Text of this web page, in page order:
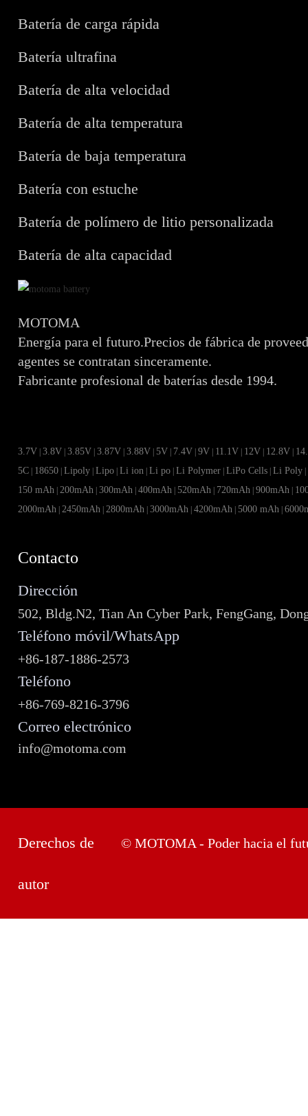
Batería de carga rápida
Batería ultrafina
Batería de alta velocidad
Batería de alta temperatura
Batería de baja temperatura
Batería con estuche
Batería de polímero de litio personalizada
Batería de alta capacidad
MOTOMA
Energía para el futuro.Precios de fábrica de
agentes se contratan sinceramente.
Fabricante profesional de baterías desde 1994.
3.7V |3.8V |3.85V |3.87V |3.88V 5V 7.4V |9V 11.1V 12V 12.8V
5C 18650 |Lipoly |Lipo |Li ion |Li po |Li Polymer |LiPo Cells |Li Poly
150 mAh |200mAh |300mAh |400mAh 520mAh 720mAh |900mAh
2000mAh |2450mAh |2800mAh |3000mAh |4200mAh 5000 mAh |
Contacto
Dirección
502, Bldg.N2, Tian An Cyber Park, FengGang,
Teléfono móvil/WhatsApp
+86-187-1886-2573
Teléfono
+86-769-8216-3796
Correo electrónico
info@motoma.com
Derechos de
autor
© MOTOMA - Poder hacia el